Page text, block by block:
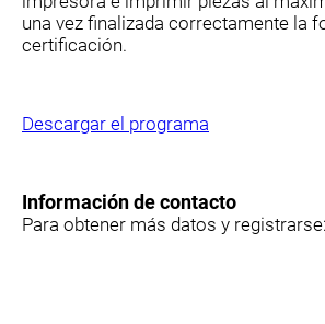
una vez finalizada correctamente la
certificación.
Descargar el programa
Información de contacto
Para obtener más datos y registrarse: